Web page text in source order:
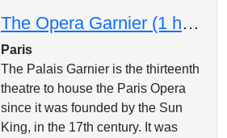
The Opera Garnier (1 hour and half)
Paris
The Palais Garnier is the thirteenth
theatre to house the Paris Opera
since it was founded by the Sun
King, in the 17th century. It was